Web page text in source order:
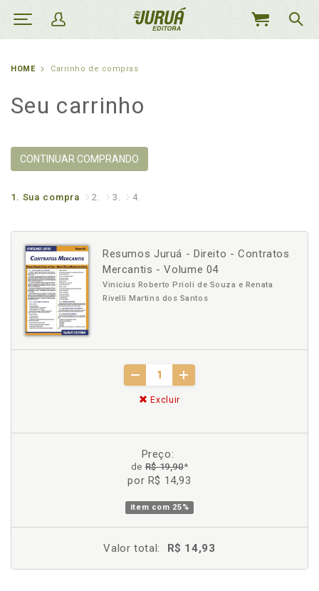
MEU
HOME Carrinho de compras
Seu carrinho
CONTINUAR COMPRANDO
1. Sua compra 2. 3. 4.
Resumos Juruá - Direito - Contratos
Mercantis - Volume 04
Vinicius Roberto Prioli de Souza e Renata
Rivelli Martins dos Santos
Excluir
Preço:
deR$ 19,90*
por R$ 14,93
item com 25%
Valor total: R$ 14,93